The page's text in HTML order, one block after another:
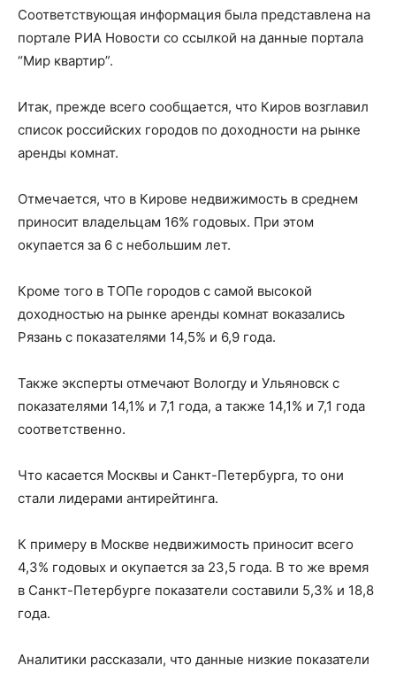
Соответствующая информация была представлена на
портале РИА Новости со ссылкой на данные портала
“Мир квартир”.
Итак, прежде всего сообщается, что Киров возглавил
список российских городов по доходности на рынке
аренды комнат.
Отмечается, что в Кирове недвижимость в среднем
приносит владельцам 16% годовых. При этом
окупается за 6 с небольшим лет.
Кроме того в ТОПе городов с самой высокой
доходностью на рынке аренды комнат воказались
Рязань с показателями 14,5% и 6,9 года.
Также эксперты отмечают Вологду и Ульяновск с
показателями 14,1% и 7,1 года, а также 14,1% и 7,1 года
соответственно.
Что касается Москвы и Санкт-Петербурга, то они
стали лидерами антирейтинга.
К примеру в Москве недвижимость приносит всего
4,3% годовых и окупается за 23,5 года. В то же время
в Санкт-Петербурге показатели составили 5,3% и 18,8
года.
Аналитики рассказали, что данные низкие показатели